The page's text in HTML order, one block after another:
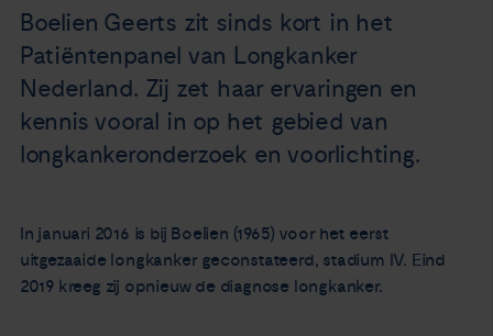
Nieuws
Agenda
Over ons
Contact
Boelien Geerts zit sinds kort in het
Patiëntenpanel van Longkanker
Nederland. Zij zet haar ervaringen en
kennis vooral in op het gebied van
longkankeronderzoek en voorlichting.
In januari 2016 is bij Boelien (1965) voor het eerst
uitgezaaide longkanker geconstateerd, stadium IV. Eind
2019 kreeg zij opnieuw de diagnose longkanker.